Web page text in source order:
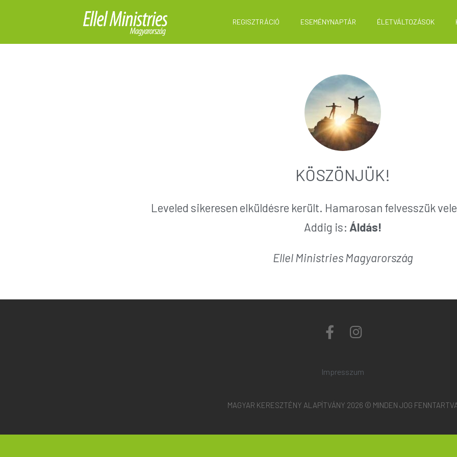
REGISZTRÁCIÓ ESEMÉNYNAPTÁR ÉLETVÁLTOZÁSOK
KÖSZÖNJÜK!
Leveled sikeresen elküldésre került. Hamarosan felvesszük
Addig is: Áldás!
Ellel Ministries Magyarország
Impresszum
MAGYAR KERESZTÉNY ALAPÍTVÁNY 2026 © MINDEN JOG